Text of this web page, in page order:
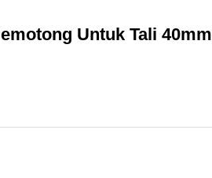
Untuk Tali 40mm